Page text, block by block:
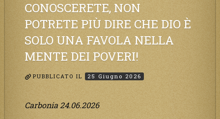
CONOSCERETE, NON
POTRETE PIÙ DIRE CHE DIO È
SOLO UNA FAVOLA NELLA
MENTE DEI POVERI!
PUBBLICATO IL 25 Giugno 2026
Carbonia 24.06.2026